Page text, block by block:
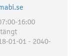
16:00
01-01 - 2040-